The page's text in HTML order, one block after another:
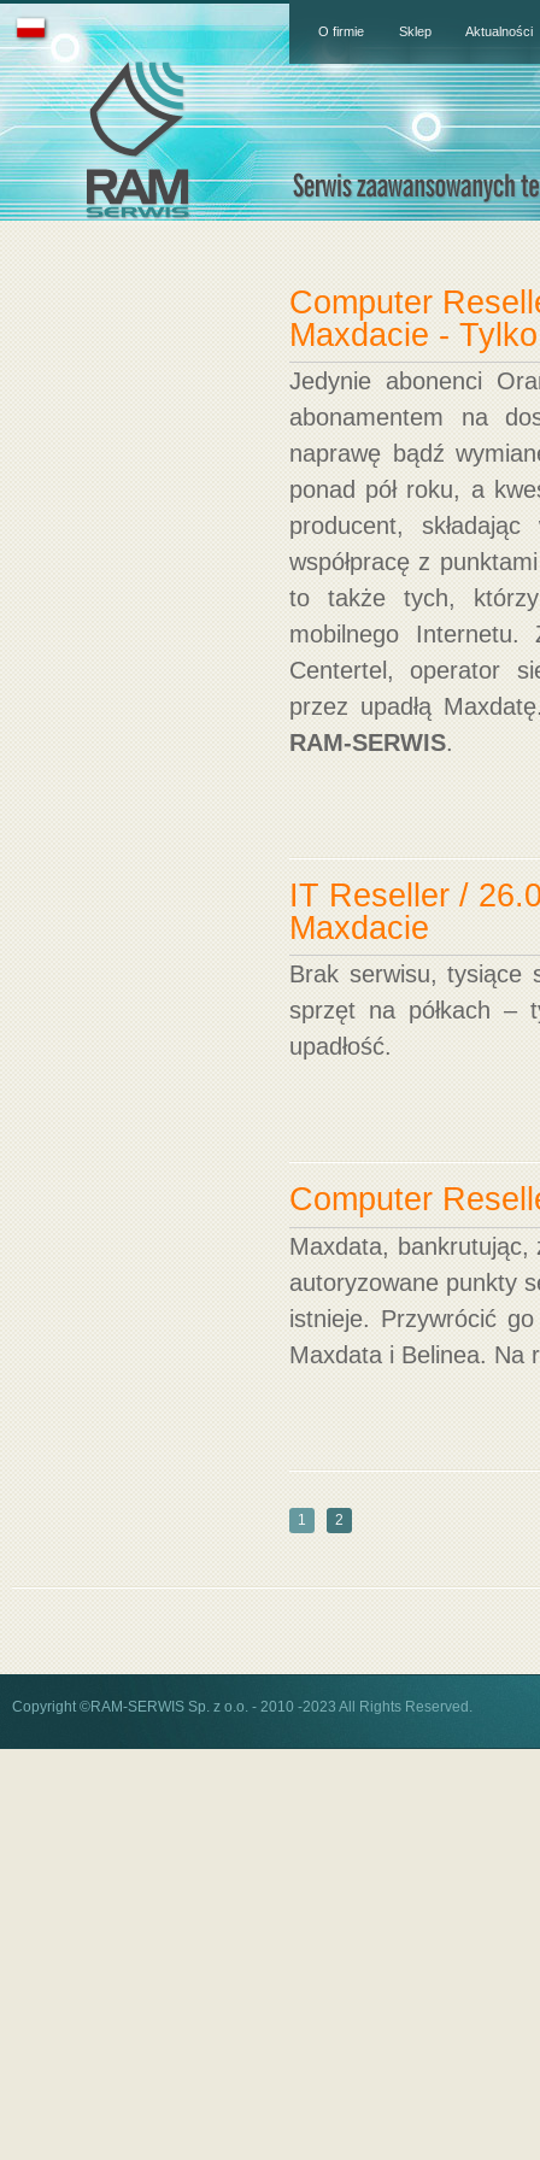
O firmie Sklep Aktualności
Computer
Maxdacie -
Jedynie abonenci
abonamentem na
naprawę bądź
ponad pół roku, a
producent,
współpracę z
to także tych,
mobilnego
Centertel, operator
przez upadłą
RAM-SERWIS.
IT Reseller /
Maxdacie
Brak serwisu, tysiące
sprzęt na półkach –
upadłość.
Computer
Maxdata, bankrutując,
autoryzowane punkty
istnieje. Przywrócić
Maxdata i Belinea. Na
1 2
Copyright ©RAM-SERWIS Sp. z o.o. - 2010 -2023 All Rights Reserved.